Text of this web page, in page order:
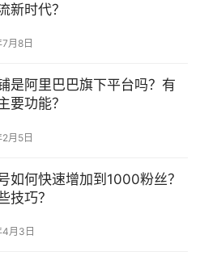
新时代？
月8日
是阿里巴巴旗下平台吗？有
要功能？
月5日
如何快速增加到1000粉丝？
技巧？
月3日